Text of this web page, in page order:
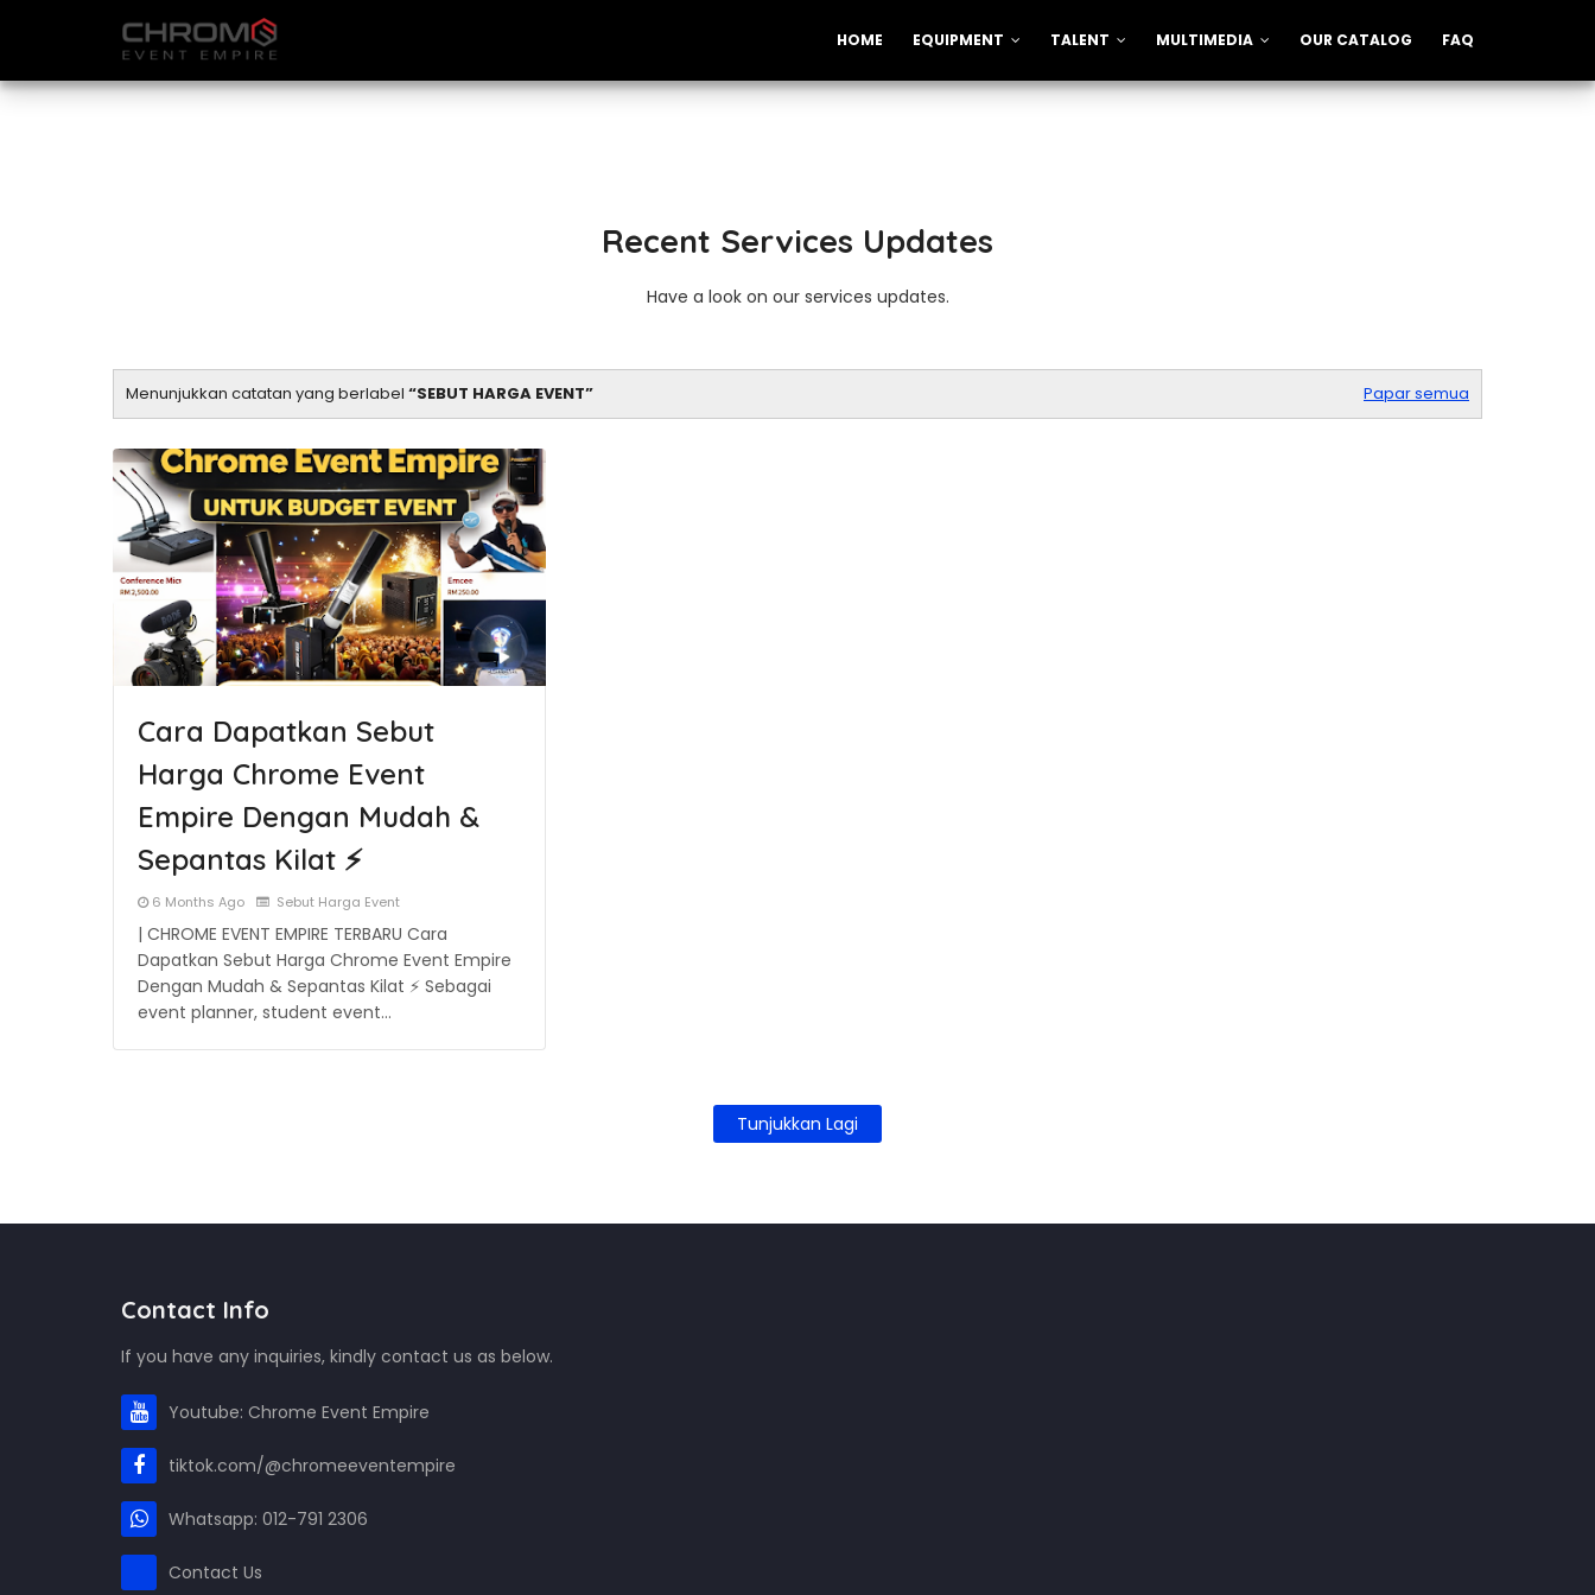
HOME EQUIPMENT TALENT MULTIMEDIA OUR CATALOG FAQ
Recent Services Updates
Have a look on our services updates.
Menunjukkan catatan yang berlabel SEBUT HARGA EVENT Papar semua
Cara Dapatkan Sebut
Harga Chrome Event
Empire Dengan Mudah &
Sepantas Kilat ⚡
6 Months Ago Sebut Harga Event
| CHROME EVENT EMPIRE TERBARU Cara
Dapatkan Sebut Harga Chrome Event Empire
Dengan Mudah & Sepantas Kilat ⚡ Sebagai
event planner, student event…
Tunjukkan Lagi
Contact Info
If you have any inquiries, kindly contact us as below.
Youtube: Chrome Event Empire
tiktok.com/@chromeeventempire
Whatsapp: 012-791 2306
Contact Us